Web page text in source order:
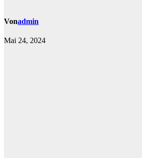
Vonadmin
Mai 24, 2024